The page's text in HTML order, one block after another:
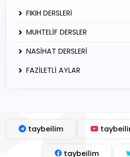
FIKIH DERSLERİ
MUHTELİF DERSLER
NASİHAT DERSLERİ
FAZİLETLİ AYLAR
taybeilim
taybeilim